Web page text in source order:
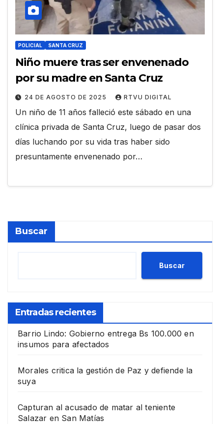
POLICIAL SANTA CRUZ
Niño muere tras ser envenenado
por su madre en Santa Cruz
24 DE AGOSTO DE 2025 RTVU DIGITAL
Un niño de 11 años falleció este sábado en una
clínica privada de Santa Cruz, luego de pasar dos
días luchando por su vida tras haber sido
presuntamente envenenado por…
Buscar
Buscar
Entradas recientes
Barrio Lindo: Gobierno entrega Bs 100.000 en
insumos para afectados
Morales critica la gestión de Paz y defiende la
suya
Capturan al acusado de matar al teniente
Salazar en San Matías